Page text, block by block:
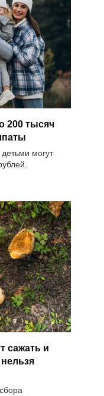
200 тысяч
могут
сажать и